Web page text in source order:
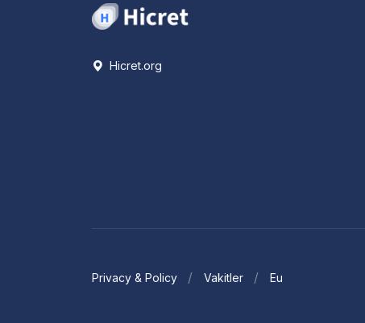
Hicret.org
Privacy & Policy Vakitler Eu